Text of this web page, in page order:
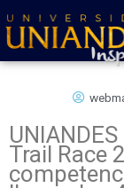
al
contenido
Trail Race